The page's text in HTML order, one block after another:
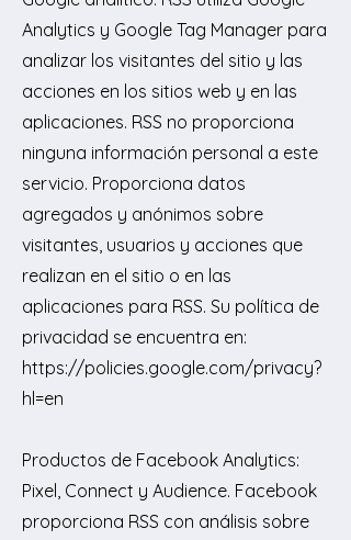
Analytics y Google Tag Manager para
analizar los visitantes del sitio y las
acciones en los sitios web y en las
aplicaciones. RSS no proporciona
ninguna información personal a este
servicio. Proporciona datos
agregados y anónimos sobre
visitantes, usuarios y acciones que
realizan en el sitio o en las
aplicaciones para RSS. Su política de
privacidad se encuentra en:
https://policies.google.com/privacy?
hl=en
Productos de Facebook Analytics:
Pixel, Connect y Audience. Facebook
proporciona RSS con análisis sobre